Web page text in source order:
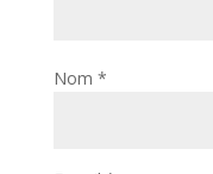
Nom *